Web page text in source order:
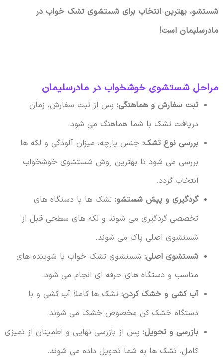
شستشو، بهترین انتخاب برای شستشوی تشک خواب در
مادرسلیمان است!
مراحل شستشوی خوشخواب در مادرسلیمان
ثبت سفارش و هماهنگی:پس از ثبت سفارش، زمان
دریافت تشک با شما هماهنگ می شود.
بررسی نوع تشک:جنس پارچه، میزان آلودگی و لکه ها
بررسی می شود تا بهترین روش شستشوی خوشخواب
انتخاب گردد.
گردگیری و پیش شستشو:تشک ها با دستگاه های
تخصصی گردگیری می شوند و لکه های سطحی قبل از
شستشوی اصلی پاک می شوند.
شستشوی اصلی:شستشوی تشک خواب با شوینده های
مناسب و دستگاه های حرفه ای انجام می شود.
آب کشی و خشک کردن:تشک ها کاملاً آب کشی و با
دستگاه خشک کن مخصوص خشک می شوند.
بازرسی و تحویل:پس از بازرسی نهایی و اطمینان از تمیزی
کامل، تشک ها به شما تحویل داده می شوند.